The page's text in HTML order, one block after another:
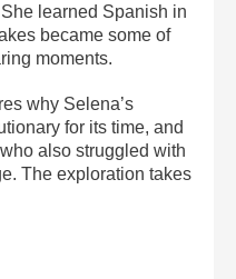
learned Spanish in
became some of
moments.
why Selena’s
for its time, and
also struggled with
The exploration takes